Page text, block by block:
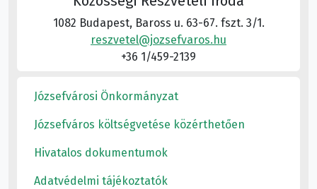
1082 Budapest, Baross u. 63-67. fszt. 3/1.
reszvetel@jozsefvaros.hu
+36 1/459-2139
Józsefvárosi Önkormányzat
Józsefváros költségvetése közérthetően
Hivatalos dokumentumok
Adatvédelmi tájékoztatók